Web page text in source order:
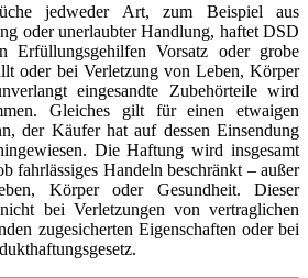
jedweder Art, zum Beispiel aus
oder unerlaubter Handlung, haftet DSD
Vorsatz oder grobe
oder bei Verletzung von Leben, Körper
eingesandte Zubehörteile wird
Gleiches gilt für einen etwaigen
der Käufer hat auf dessen Einsendung
Die Haftung wird insgesamt
fahrlässiges Handeln beschränkt – außer
Körper oder Gesundheit. Dieser
bei Verletzungen von vertraglichen
zugesicherten Eigenschaften oder bei